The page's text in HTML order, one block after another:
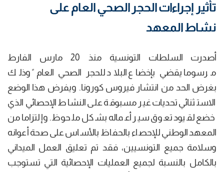
تأثير إجراءات الحجر الصحي العام على
نشاط المعهد
أصدرت السلطات التونسية منذ 20 مارس الفارط
مرسوما يقضي بإخضاع البلاد للحجر الصحي العام ً وذلك
بغرض الحد من انتشار فيروس كورونا. ويفرض هذا الوضع
الاستثنائي تحديات غير مسبوقة على النشاط الإحصائي الذي
خضع لقيود تعوق سير أعماله بشكل ملحوظ. وإلتزاما من
المعهد الوطني للإحصاء بالحفاظ بالأساس على صحة أعوانه
وسلامة جميع التونسيين، فقد تم تعليق العمل الميداني
بالكامل بالنسبة لجميع العمليات الإحصائية التي تستوجب